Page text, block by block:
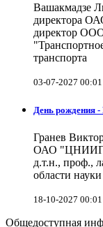
Вашакмадзе
директора
директор
транспорта
03-07-2027 00:01
День рождения
Гранев
ОАО
д.т.н., проф.,
области
18-10-2027 00:01
Общедоступная